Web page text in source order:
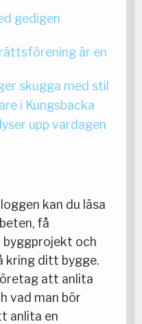
gedigen
är en
skugga med stil
i Kungsbacka
upp vardagen
kan du läsa
få
och
kring ditt bygge.
att anlita
vad man bör
anlita en